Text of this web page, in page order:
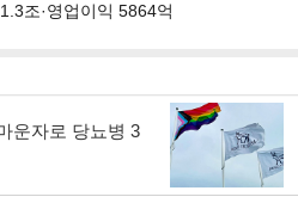
조·영업이익 5864억
운자로 당뇨병 3